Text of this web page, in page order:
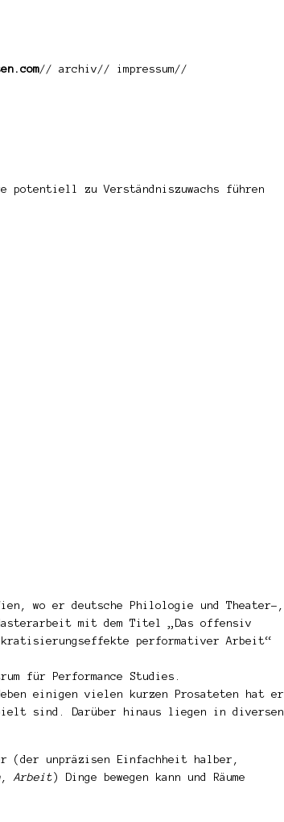
// archiv// impressum//
potentiell zu Verständniszuwachs führen
wo er deutsche Philologie und Theater-,
mit dem Titel „Das offensiv
performativer Arbeit“
für Performance Studies.
einigen vielen kurzen Prosateten hat er
sind. Darüber hinaus liegen in diversen
(der unpräzisen Einfachheit halber,
,Arbeit) Dinge bewegen kann und Räume